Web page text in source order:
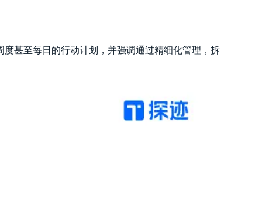
甚至每日的行动计划，并强调通过精细化管理，拆